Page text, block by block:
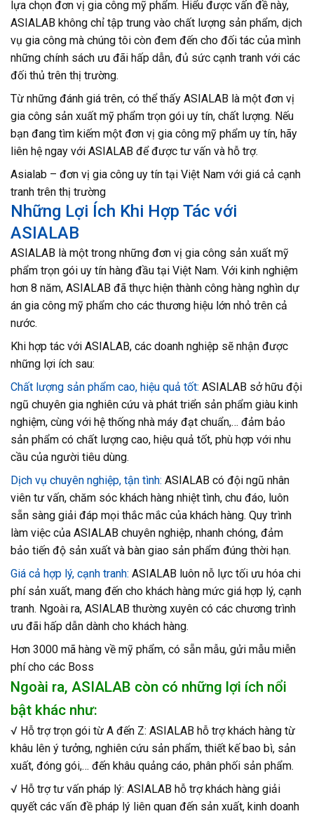
lựa chọn đơn vị gia công mỹ phẩm. Hiểu được vấn đề này,
ASIALAB không chỉ tập trung vào chất lượng sản phẩm, dịch
vụ gia công mà chúng tôi còn đem đến cho đối tác của mình
những chính sách ưu đãi hấp dẫn, đủ sức cạnh tranh với các
đối thủ trên thị trường.
Từ những đánh giá trên, có thể thấy ASIALAB là một đơn vị
gia công sản xuất mỹ phẩm trọn gói uy tín, chất lượng. Nếu
bạn đang tìm kiếm một đơn vị gia công mỹ phẩm uy tín, hãy
liên hệ ngay với ASIALAB để được tư vấn và hỗ trợ.
Asialab – đơn vị gia công uy tín tại Việt Nam với giá cả cạnh
tranh trên thị trường
Những Lợi Ích Khi Hợp Tác với
ASIALAB
ASIALAB là một trong những đơn vị gia công sản xuất mỹ
phẩm trọn gói uy tín hàng đầu tại Việt Nam. Với kinh nghiệm
hơn 8 năm, ASIALAB đã thực hiện thành công hàng nghìn dự
án gia công mỹ phẩm cho các thương hiệu lớn nhỏ trên cả
nước.
Khi hợp tác với ASIALAB, các doanh nghiệp sẽ nhận được
những lợi ích sau:
Chất lượng sản phẩm cao, hiệu quả tốt: ASIALAB sở hữu đội
ngũ chuyên gia nghiên cứu và phát triển sản phẩm giàu kinh
nghiệm, cùng với hệ thống nhà máy đạt chuẩn,… đảm bảo
sản phẩm có chất lượng cao, hiệu quả tốt, phù hợp với nhu
cầu của người tiêu dùng.
Dịch vụ chuyên nghiệp, tận tình: ASIALAB có đội ngũ nhân
viên tư vấn, chăm sóc khách hàng nhiệt tình, chu đáo, luôn
sẵn sàng giải đáp mọi thắc mắc của khách hàng. Quy trình
làm việc của ASIALAB chuyên nghiệp, nhanh chóng, đảm
bảo tiến độ sản xuất và bàn giao sản phẩm đúng thời hạn.
Giá cả hợp lý, cạnh tranh: ASIALAB luôn nỗ lực tối ưu hóa chi
phí sản xuất, mang đến cho khách hàng mức giá hợp lý, cạnh
tranh. Ngoài ra, ASIALAB thường xuyên có các chương trình
ưu đãi hấp dẫn dành cho khách hàng.
Hơn 3000 mã hàng về mỹ phẩm, có sẵn mẫu, gửi mẫu miễn
phí cho các Boss
Ngoài ra, ASIALAB còn có những lợi ích nổi
bật khác như:
√ Hỗ trợ trọn gói từ A đến Z: ASIALAB hỗ trợ khách hàng từ
khâu lên ý tưởng, nghiên cứu sản phẩm, thiết kế bao bì, sản
xuất, đóng gói,… đến khâu quảng cáo, phân phối sản phẩm.
√ Hỗ trợ tư vấn pháp lý: ASIALAB hỗ trợ khách hàng giải
quyết các vấn đề pháp lý liên quan đến sản xuất, kinh doanh